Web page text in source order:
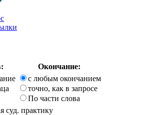
Окончание:
с любым окончанием
точно, как в запросе
По части слова
суд. практику